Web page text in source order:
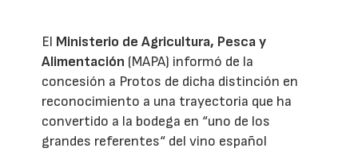
El Ministerio de Agricultura, Pesca y
Alimentación (MAPA) informó de la
concesión a Protos de dicha distinción en
reconocimiento a una trayectoria que ha
convertido a la bodega en “uno de los
grandes referentes“ del vino español